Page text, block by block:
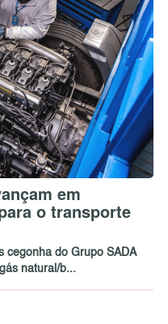
em
o transporte
cegonha do Grupo SADA
natural/b...